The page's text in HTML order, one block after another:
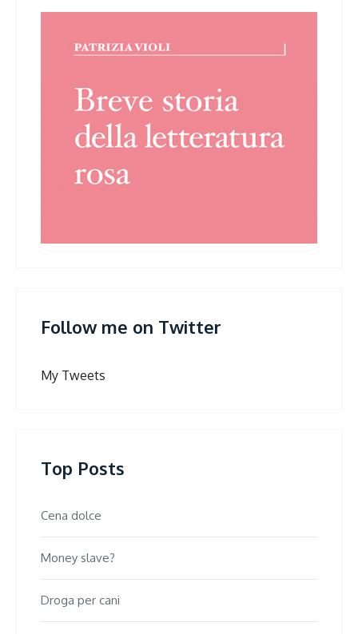
Follow me on Twitter
My Tweets
Top Posts
Cena dolce
Money slave?
Droga per cani